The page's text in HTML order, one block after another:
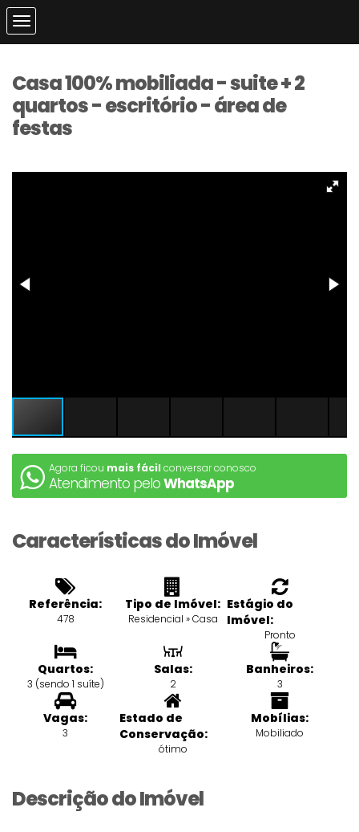
Casa 100% mobiliada - suite + 2
quartos - escritório - área de
festas
Agora ficou mais fácil conversar conosco
Atendimento peloWhatsApp
Características do Imóvel
Referência:
478
Tipo de Imóvel:
Residencial »Casa
Estágio do
Imóvel:
Pronto
Quartos:
3 (sendo 1 suíte)
Salas:
2
Banheiros:
3
Vagas:
3
Estado de
Conservação:
ótimo
Mobílias:
Mobiliado
Descrição do Imóvel